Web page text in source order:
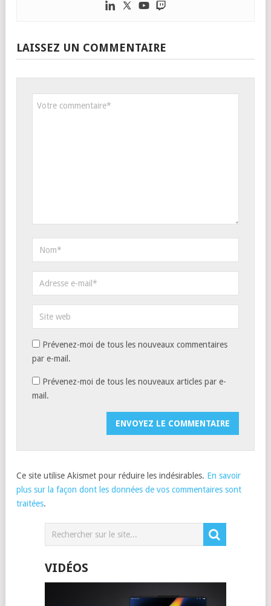
LAISSEZ UN COMMENTAIRE
Prévenez-moi de tous les nouveaux commentaires
par e-mail.
Prévenez-moi de tous les nouveaux articles par e-
mail.
Ce site utilise Akismet pour réduire les indésirables. En savoir
plus sur la façon dont les données de vos commentaires sont
traitées.
VIDÉOS